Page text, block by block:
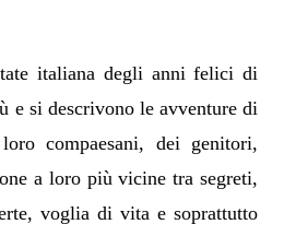
italiana degli anni felici di
e si descrivono le avventure di
compaesani, dei genitori,
a loro più vicine tra segreti,
voglia di vita e soprattutto